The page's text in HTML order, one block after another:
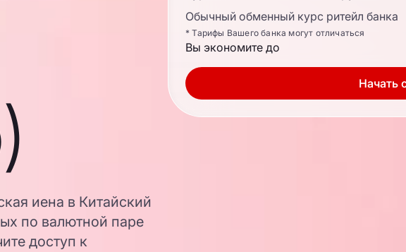
иена в Китайский
по валютной паре
доступ к
Обычный обменный курс ритейл банка
* Тарифы Вашего банка могут отличаться
Вы экономите до
Начать